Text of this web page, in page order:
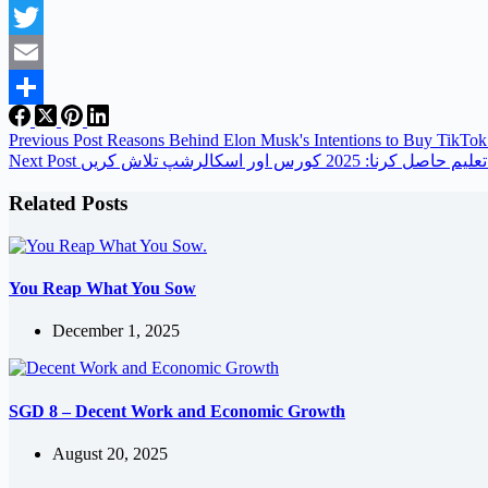
Facebook
Twitter
Email
Share
Previous Post Reasons Behind Elon Musk's Intentions to Buy
NextPost 2025 کورس اور اسکالرشپ تلاش کریں
Related Posts
You Reap What You Sow
December 1, 2025
SGD 8 – Decent Work and Economic Growth
August 20, 2025